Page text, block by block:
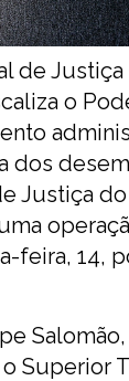
de Justiça
o
dos
Justiça do
feira, 14,
Superior